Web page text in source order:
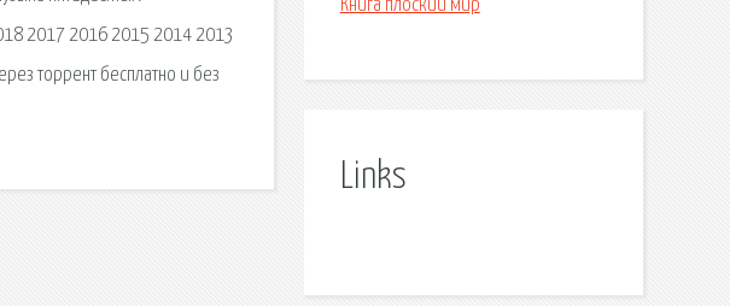
2017 2016 2015 2014 2013
торрент бесплатно и без
Книга плоский мир
Links